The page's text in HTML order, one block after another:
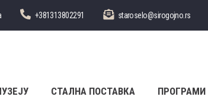
+381313802291 staroselo@sirogojno.rs
СТАЛНА ПОСТАВКА ПРОГРАМИ